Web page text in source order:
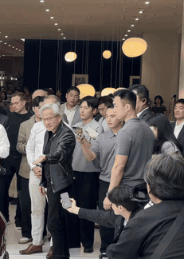
다
취
인